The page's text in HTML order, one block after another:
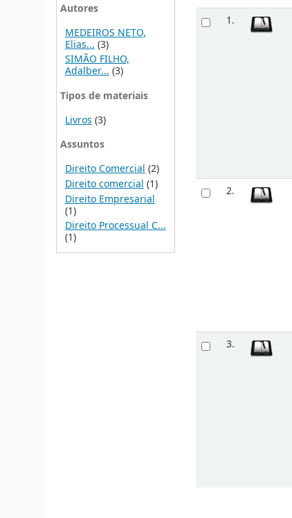
Autores
MEDEIROS NETO,
Elias... (3)
SIMÃO FILHO,
Adalber...(3)
Tipos de materiais
Livros (3)
Assuntos
Direito Comercial (2)
Direito comercial (1)
Direito Empresarial
(1)
Direito Processual C...
(1)
1.
2.
3.